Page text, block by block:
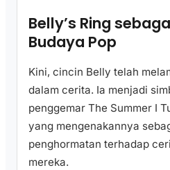
Belly’s Ring
Budaya Pop
Kini, cincin Belly telah
dalam cerita. Ia menjadi
penggemar The Summer I
yang mengenakannya
penghormatan terhadap
mereka.